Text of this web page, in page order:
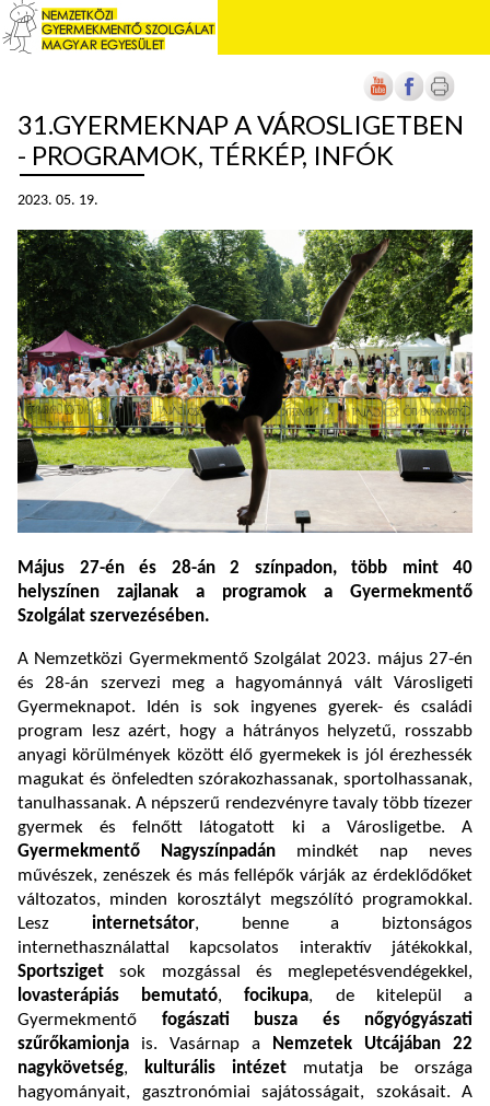
31.GYERMEKNAP A VÁROSLIGETBEN
- PROGRAMOK, TÉRKÉP, INFÓK
2023. 05. 19.
Május 27-én és 28-án 2 színpadon, több mint 40
helyszínen zajlanak a programok a Gyermekmentő
Szolgálat szervezésében.
A Nemzetközi Gyermekmentő Szolgálat 2023. május 27-én
és 28-án szervezi meg a hagyománnyá vált Városligeti
Gyermeknapot. Idén is sok ingyenes gyerek- és családi
program lesz azért, hogy a hátrányos helyzetű, rosszabb
anyagi körülmények között élő gyermekek is jól érezhessék
magukat és önfeledten szórakozhassanak, sportolhassanak,
tanulhassanak. A népszerű rendezvényre tavaly több tízezer
gyermek és felnőtt látogatott ki a Városligetbe. A
Gyermekmentő Nagyszínpadán mindkét nap neves
művészek, zenészek és más fellépők várják az érdeklődőket
változatos, minden korosztályt megszólító programokkal.
Lesz internetsátor, benne a biztonságos
internethasználattal kapcsolatos interaktív játékokkal,
Sportsziget sok mozgással és meglepetésvendégekkel,
lovasterápiás bemutató,focikupa, de kitelepül a
Gyermekmentő fogászati busza és nőgyógyászati
szűrőkamionja is. Vasárnap a
Nemzetek Utcájában 22
nagykövetség, kulturális intézet mutatja be országa
hagyományait, gasztronómiai sajátosságait, szokásait. A